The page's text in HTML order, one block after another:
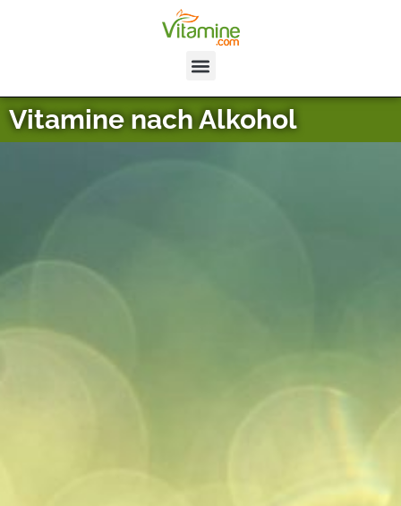
Vitamine nach Alkohol